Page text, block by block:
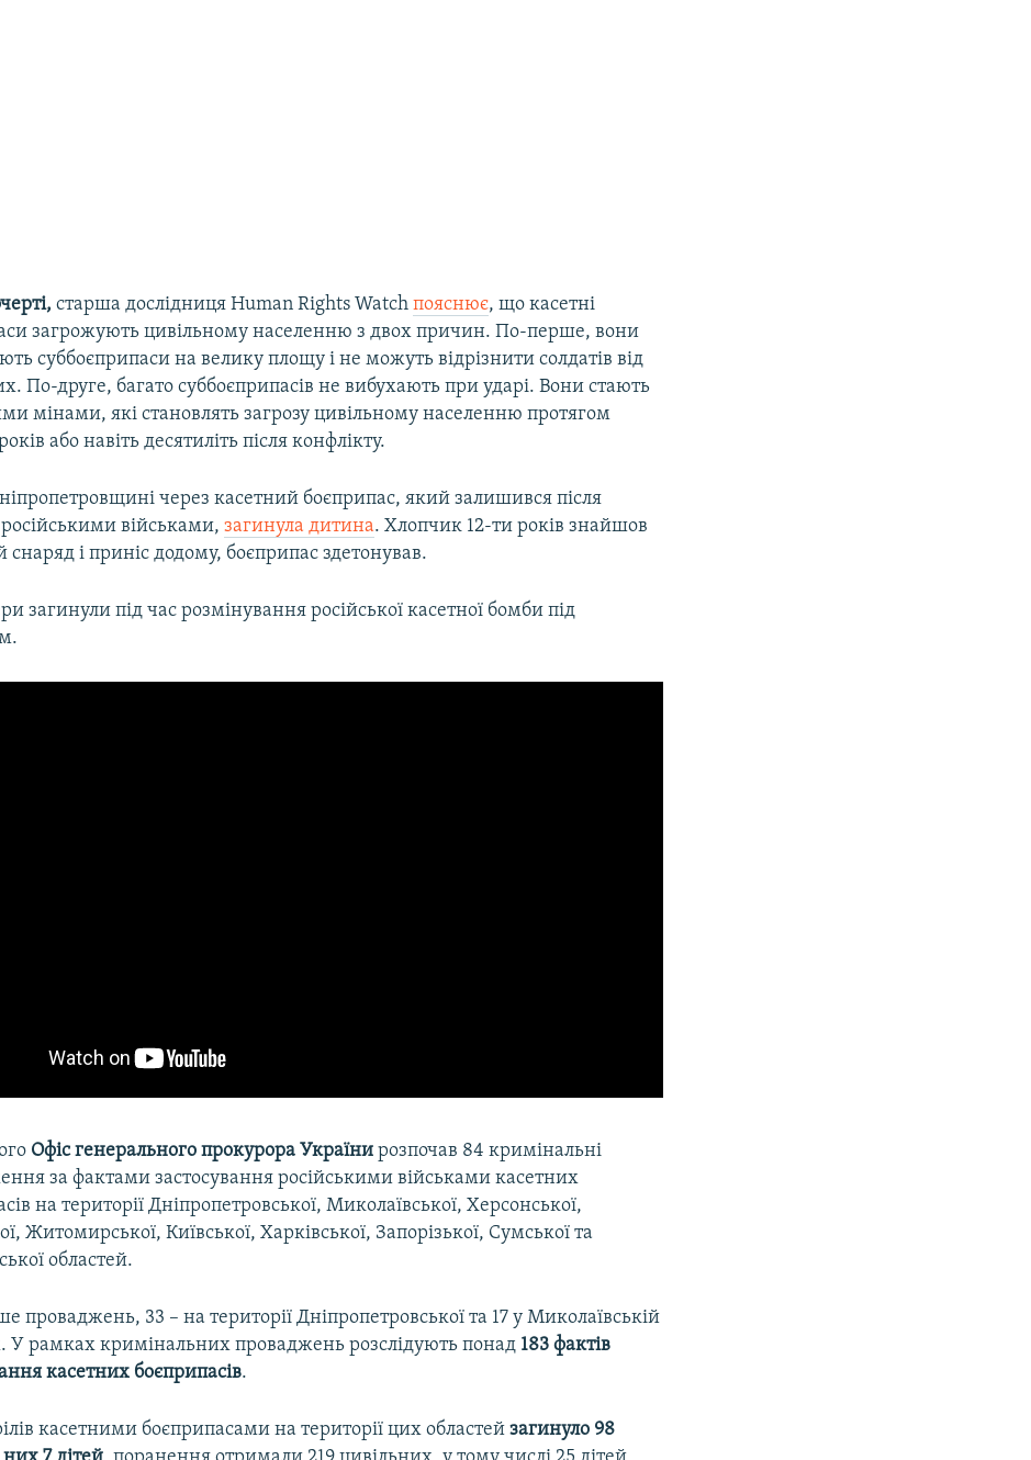
старша дослідниця Human Rights Watch пояснює, що касетні
загрожують цивільному населенню з двох причин. По-перше, вони
суббоєприпаси на велику площу і не можуть відрізнити солдатів від
По-друге, багато суббоєприпасів не вибухають при ударі. Вони стають
мінами, які становлять загрозу цивільному населенню протягом
або навіть десятиліть після конфлікту.
через касетний боєприпас, який залишився після
російськими військами,загинула дитина. Хлопчик 12-ти років знайшов
снаряд і приніс додому, боєприпас здетонував.
загинули під час розмінування російської касетної бомби під
Офіс генерального прокурора України розпочав 84 кримінальні
за фактами застосування російськими військами касетних
на території Дніпропетровської, Миколаївської, Херсонської,
Житомирської, Київської, Харківської, Запорізької, Сумської та
областей.
проваджень, 33 – на території Дніпропетровської та 17 у Миколаївській
У рамках кримінальних проваджень розслідують понад 183 фактів
касетних боєприпасів.
касетними боєприпасами на території цих областейзагинуло 98